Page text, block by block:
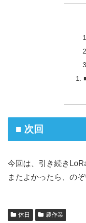
■ 次回
今回は、引き続き
またよかったら、の
休日 農作業